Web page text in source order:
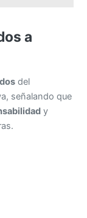
a
del
señalando que
y